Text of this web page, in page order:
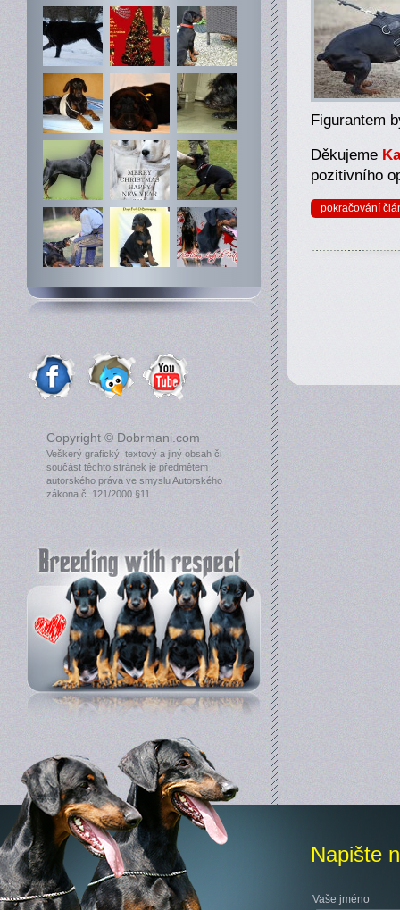
Copyright © Dobrmani.com
Veškerý grafický, textový a jiný obsah či
součást těchto stránek je předmětem
autorského práva ve smyslu Autorského
zákona č. 121/2000 §11.
Figurantem
Děkujeme
pozitivního
pokračování
Napište
Vaše jméno